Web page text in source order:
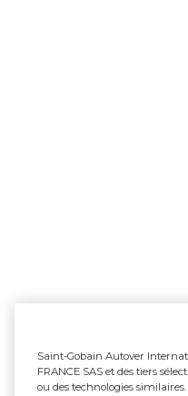
Saint-Gobain Autover
FRANCE SAS et des tiers
ou des technologies